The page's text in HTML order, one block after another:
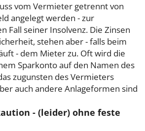
vom Vermieter getrennt von
angelegt werden - zur
Fall seiner Insolvenz. Die Zinsen
stehen aber - falls beim
- dem Mieter zu. Oft wird die
Sparkonto auf den Namen des
zugunsten des Vermieters
auch andere Anlageformen sind
- (leider) ohne feste